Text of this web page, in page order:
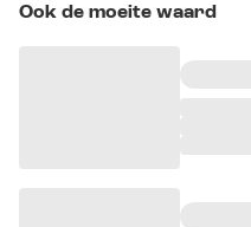
Ook de moeite waard